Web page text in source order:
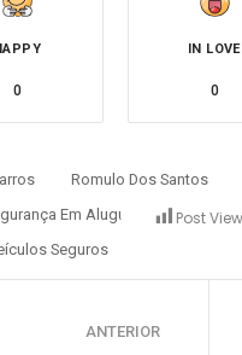
Post
0
IN LOVE
0
Romulo Dos Santos
Em Aluguel
Seguros
ANTERIOR